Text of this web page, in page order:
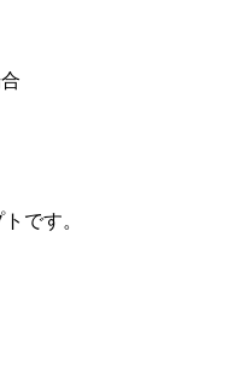
です。